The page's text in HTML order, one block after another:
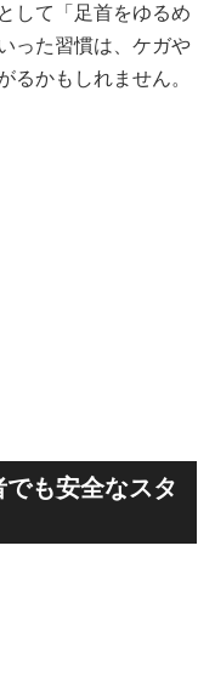
して「足首をゆるめ
った習慣は、ケガや
るかもしれません。
も安全なスタ